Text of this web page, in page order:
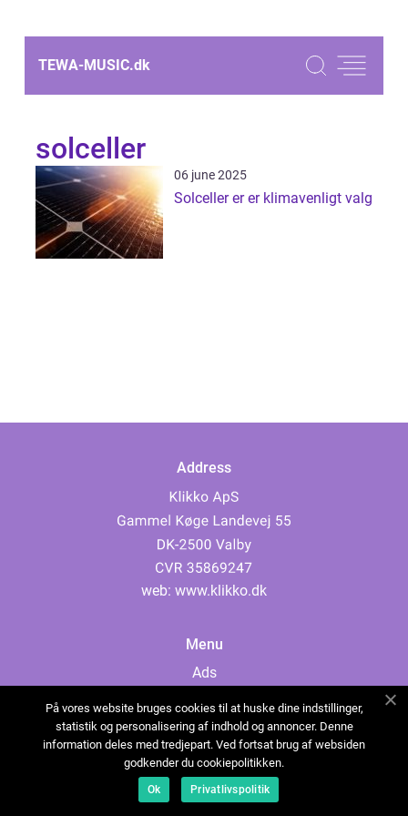
TEWA-MUSIC.dk
solceller
06 june 2025
Solceller er er klimavenligt valg
Address
web: www.klikko.dk
Menu
Ads
Cookies
Contact
Sitemap
På vores website bruges cookies til at huske dine indstillinger,
statistik og personalisering af indhold og annoncer. Denne
information deles med tredjepart. Ved fortsat brug af websiden
godkender du cookiepolitikken.
Ok Privatlivspolitik